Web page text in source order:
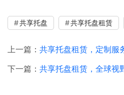
共享托盘 共享托盘租赁
上一篇： 共享托盘租赁，定制服
下一篇： 共享托盘租赁，全球视